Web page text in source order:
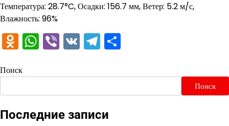
Температура: 28.7°C, Осадки: 156.7 мм, Ветер: 5.2 м/с,
Влажность: 96%
Odnoklassniki
WhatsApp
Viber
VKTelegram
Поиск
Поиск
Последние записи